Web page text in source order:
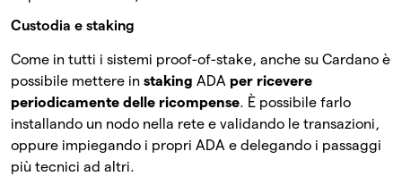
Custodia e staking
Come in tutti i sistemi proof-of-stake, anche su Cardano è
possibile mettere in staking ADA per ricevere
periodicamente delle ricompense. È possibile farlo
installando un nodo nella rete e validando le transazioni,
oppure impiegando i propri ADA e delegando i passaggi
più tecnici ad altri.